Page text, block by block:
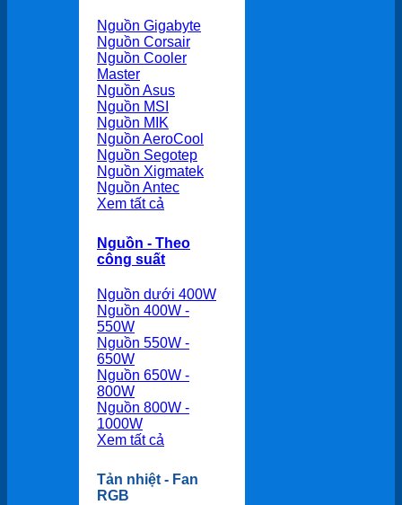
Nguồn Gigabyte
Nguồn Corsair
Nguồn Cooler
Master
Nguồn Asus
Nguồn MSI
Nguồn MIK
Nguồn AeroCool
Nguồn Segotep
Nguồn Xigmatek
Nguồn Antec
Xem tất cả
Nguồn - Theo
công suất
Nguồn dưới 400W
Nguồn 400W -
550W
Nguồn 550W -
650W
Nguồn 650W -
800W
Nguồn 800W -
1000W
Xem tất cả
Tản nhiệt - Fan
RGB